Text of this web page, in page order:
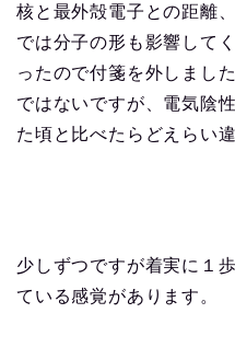
核と最外殻電子との距離
では分子の形も影響して
ったので付箋を外しまし
ではないですが、電気陰
た頃と比べたらどえらい違
少しずつですが着実に１
ている感覚があります。